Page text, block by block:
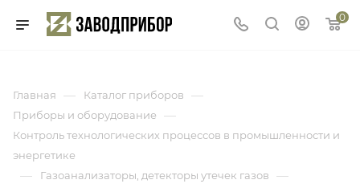
0
Главная — Каталог приборов —
Приборы и оборудование —
Контроль технологических процессов в промышленности и
энергетике
— Газоанализаторы, детекторы утечек газов —